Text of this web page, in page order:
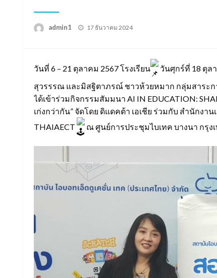
admin1
Posted
17 ธันวาคม 2024
วันที่ 6 – 21 ตุลาคม 2567 โรงเรียน วันศุกร์ที่ 18 ตุล
สุวรรรณ และมิสฐิตาภรณ์ ชาวห้วยหมาก กลุ่มสาระก
ได้เข้าร่วมกิจกรรมสัมมนา AI IN EDUCATION:
เก่งกว่ากัน” จัดโดย ดิแดคต้า เอเชีย ร่วมกับ สำนักงาน
THAIAECT
ณ ศูนย์การประชุมไบเทค บางนา กรุง